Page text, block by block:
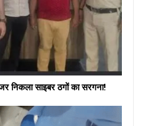
निकला साइबर ठगों का सरगना!